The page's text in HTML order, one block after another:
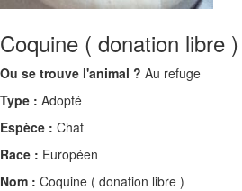
Coquine ( donation libre )
Ou se trouve l'animal ? Au refuge
Type : Adopté
Espèce : Chat
Race : Européen
Nom : Coquine ( donation libre )